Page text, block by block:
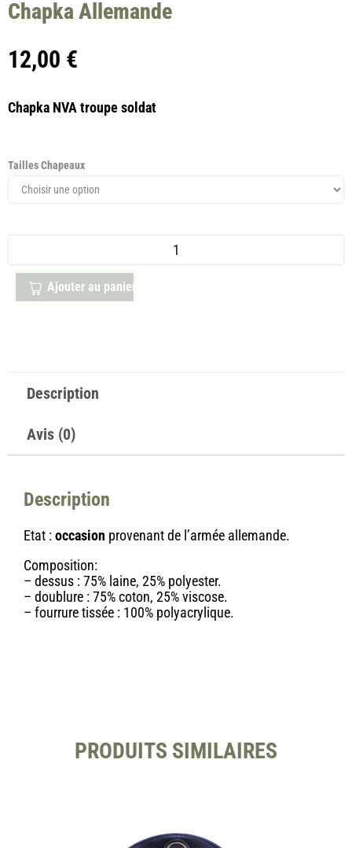
Chapka Allemande
12,00 €
Chapka NVA troupe soldat
Tailles Chapeaux
Ajouter au panier
Description
Avis (0)
Description
Etat :occasion provenant de l’armée allemande.
Composition:
– dessus : 75% laine, 25% polyester.
– doublure : 75% coton, 25% viscose.
– fourrure tissée : 100% polyacrylique.
PRODUITS SIMILAIRES